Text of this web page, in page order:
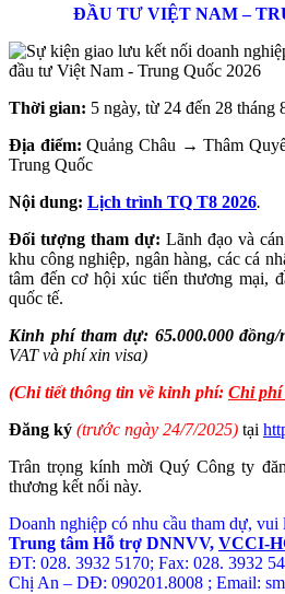
ĐẦU TƯ VIỆT NAM –
Thời gian: 5 ngày, từ 24 đến 28 tháng
Địa điểm:Quảng Châu → Thâm
Trung Quốc
Nội dung: Lịch trình TQ T8 2026.
Đối tượng tham dự: Lãnh đạo và
khu công nghiệp, ngân hàng, các cá
tâm đến cơ hội xúc tiến thương mại,
quốc tế.
Kinh phí tham dự: 65.000.000
VAT và phí xin visa)
(Chi tiết thông tin về kinh phí: Chi
Đăng ký (trước ngày 24/7/2025) tại
Trân trọng kính mời Quý Công ty
thương kết nối này.
Doanh nghiệp có nhu cầu tham dự, vui
Trung tâm Hỗ trợ DNNVV, VCCI-
ĐT: 028. 3932 5170; Fax: 028. 3932
Chị An – DĐ: 090201.8008 ; Email: